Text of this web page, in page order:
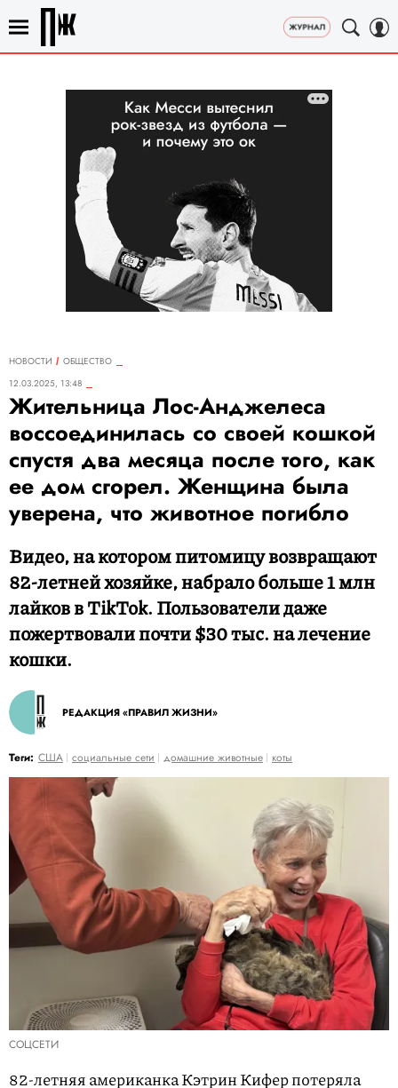
НОВОСТИ
ОБЩЕСТВО
12.03.2025, 13:48
Жительница Лос-Анджелеса
воссоединилась со своей кошкой
спустя два месяца после того, как
ее дом сгорел. Женщина была
уверена, что животное погибло
Видео, на котором питомицу возвращают
82-летней хозяйке, набрало больше 1 млн
лайков в TikTok. Пользователи даже
пожертвовали почти $30 тыс. на лечение
кошки.
РЕДАКЦИЯ «ПРАВИЛ ЖИЗНИ»
Теги: США социальные сети домашние животные коты
СОЦСЕТИ
82-летняя американка Кэтрин Кифер потеряла